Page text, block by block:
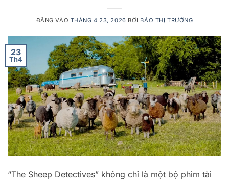
ĐĂNG VÀO THÁNG 4 23, 2026 BỞI BÁO THỊ TRƯỜNG
23
Th4
“The Sheep Detectives” không chỉ là một bộ phim tài